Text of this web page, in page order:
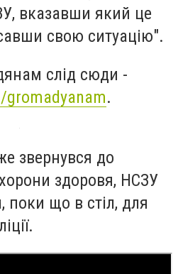
вказавши який це
свою ситуацію".
слід сюди -
.
звернувся до
здоровя, НСЗУ
поки що в стіл, для